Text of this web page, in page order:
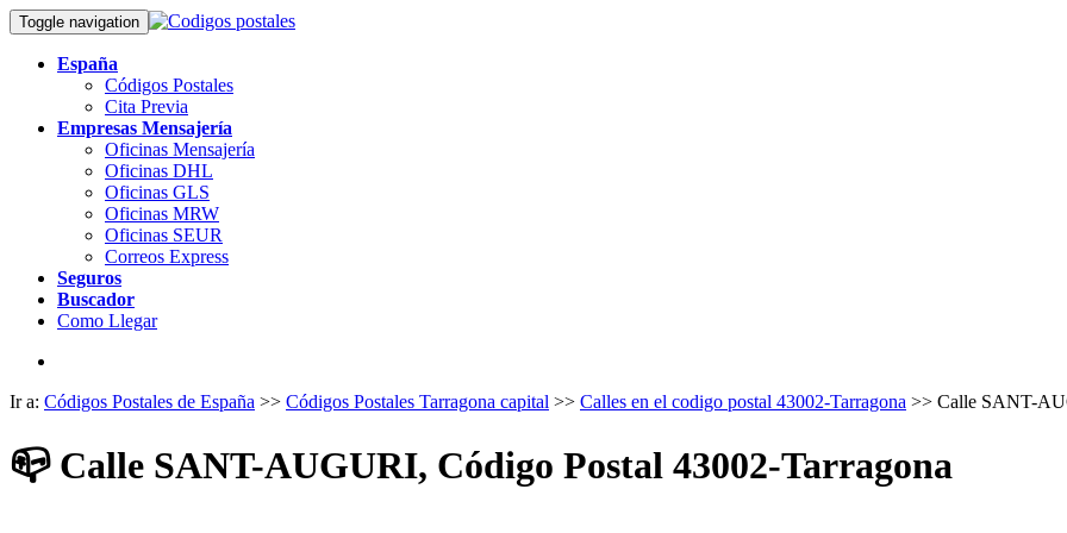
Toggle navigation
España
Códigos Postales
Cita Previa
Empresas Mensajería
Oficinas Mensajería
Oficinas DHL
Oficinas GLS
Oficinas MRW
Oficinas SEUR
Correos Express
Seguros
Buscador
Como Llegar
Ir a: Códigos Postales de España >> Códigos Postales Tarragona capital >> Calles en el codigo postal 43002-Tarragona >> Calle SANT-
📪 Calle SANT-AUGURI, Código Postal 43002-Tarragona